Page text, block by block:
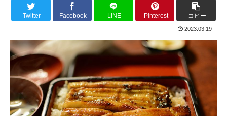
Twitter Facebook LINE Pinterest コピー
2023.03.19